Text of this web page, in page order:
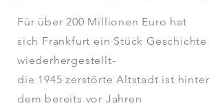
Für über 200 Millionen Euro hat
sich Frankfurt ein Stück Geschichte
wiederhergestellt-
die 1945 zerstörte Altstadt ist hinter
dem bereits vor Jahren